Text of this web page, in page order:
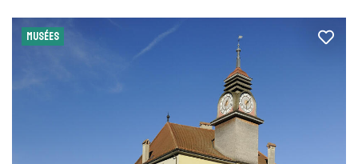
MUSÉES